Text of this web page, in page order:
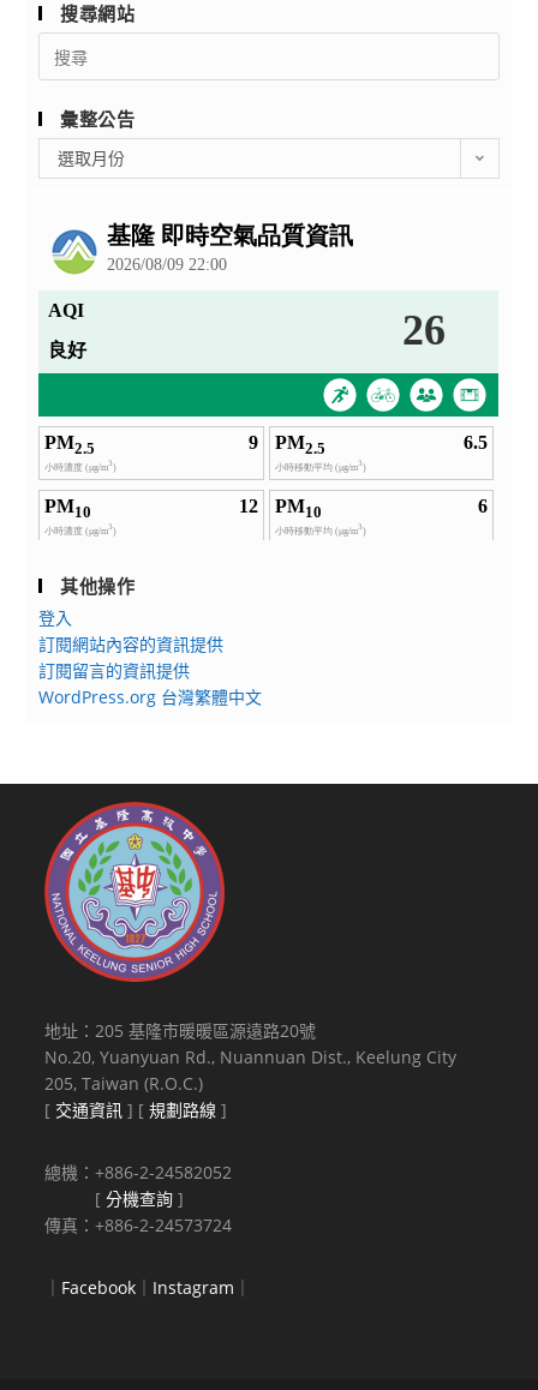
搜尋網站
Search
for:
彙整公告
整
選取月份
其他操作
登入
訂閱網站內容的資訊提供
訂閱留言的資訊提供
WordPress.org 台灣繁體中文
地址：205 基隆市暖暖區源遠路20號
No.20, Yuanyuan Rd., Nuannuan Dist., Keelung City
205, Taiwan (R.O.C.)
[ 交通資訊 ] [規劃路線 ]
總機：+886-2-24582052
[分機查詢 ]
傳真：+886-2-24573724
｜ Facebook ｜ Instagram ｜